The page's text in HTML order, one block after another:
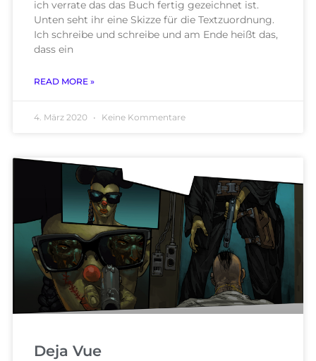
ich verrate das das Buch fertig gezeichnet ist.
Unten seht ihr eine Skizze für die Textzuordnung.
Ich schreibe und schreibe und am Ende heißt das,
dass ein
READ MORE »
4. März 2020 Keine Kommentare
Deja Vue